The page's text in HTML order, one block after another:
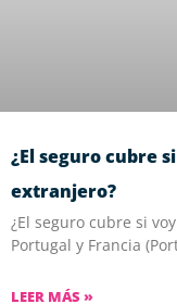
¿El seguro cubre
extranjero?
¿El seguro cubre si
Portugal y Francia
LEER MÁS »